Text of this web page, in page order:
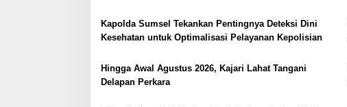
p
s
Kapolda Sumsel Tekankan Pentingnya Deteksi Dini
Kesehatan untuk Optimalisasi Pelayanan Kepolisian
Hingga Awal Agustus 2026, Kajari Lahat Tangani
Delapan Perkara